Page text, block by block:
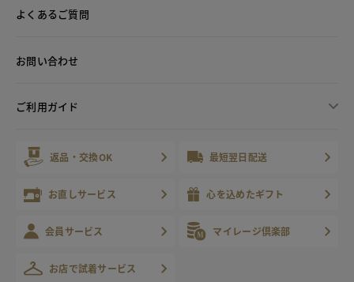
よくあるご質問
お問い合わせ
ご利用ガイド
返品・交換OK 最短翌日配送
お直しサービス 心を込めたギフト
会員サービス マイレージ倶楽部
お店で試着サービス